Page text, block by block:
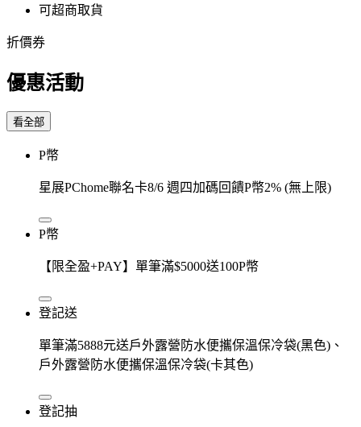
可超商取貨
折價券
優惠活動
看全部
P幣
星展PChome聯名卡8/6 週四加碼回饋P幣2% (無上限)
P幣
【限全盈+PAY】單筆滿$5000送100P幣
登記送
單筆滿5888元送戶外露營防水便攜保溫保冷袋(黑色)、
戶外露營防水便攜保溫保冷袋(卡其色)
登記抽